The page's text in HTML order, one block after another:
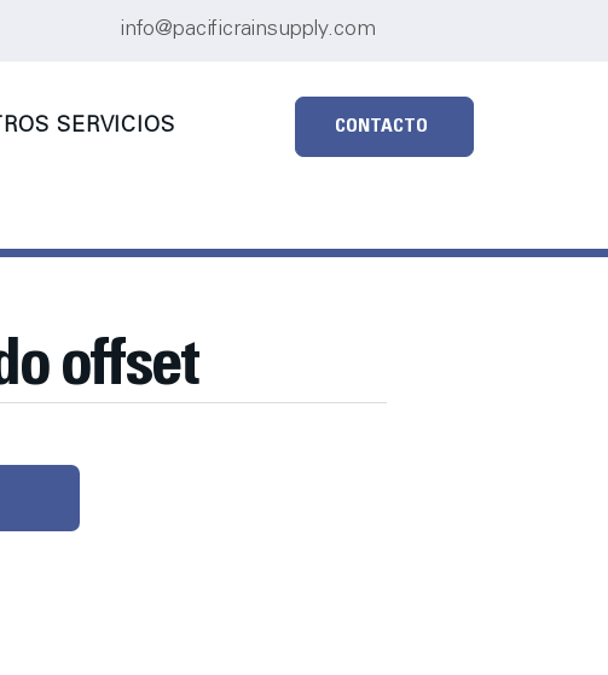
info@pacificrainsupply.com
SERVICIOS CONTACTO
offset